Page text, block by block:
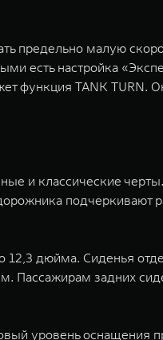
предельно малую
есть настройка
функция TANK TURN.
и классические
подчеркивают
12,3 дюйма. Сиденья
Пассажирам задних
уровень оснащения